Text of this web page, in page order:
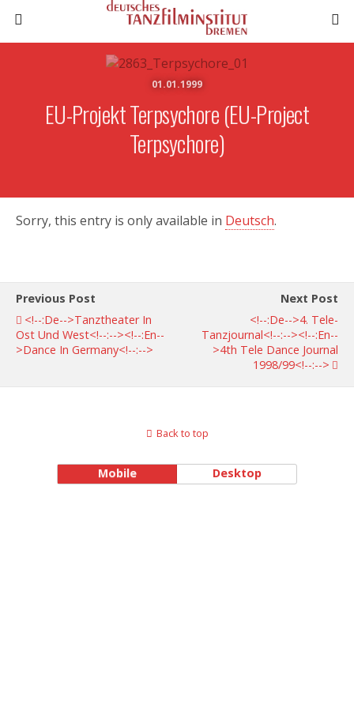
01.01.1999
EU-Projekt Terpsychore (EU-Project
Terpsychore)
Sorry, this entry is only available in Deutsch.
Previous Post
<!--:de-->Tanztheater In
Ost Und West<!--:--><!--:en--
>Dance In Germany<!--:-->
Next Post
<!--:de-->4. Tele-
Tanzjournal<!--:--><!--:en--
>4th Tele Dance Journal
1998/99<!--:-->
Back to top
Mobile Desktop